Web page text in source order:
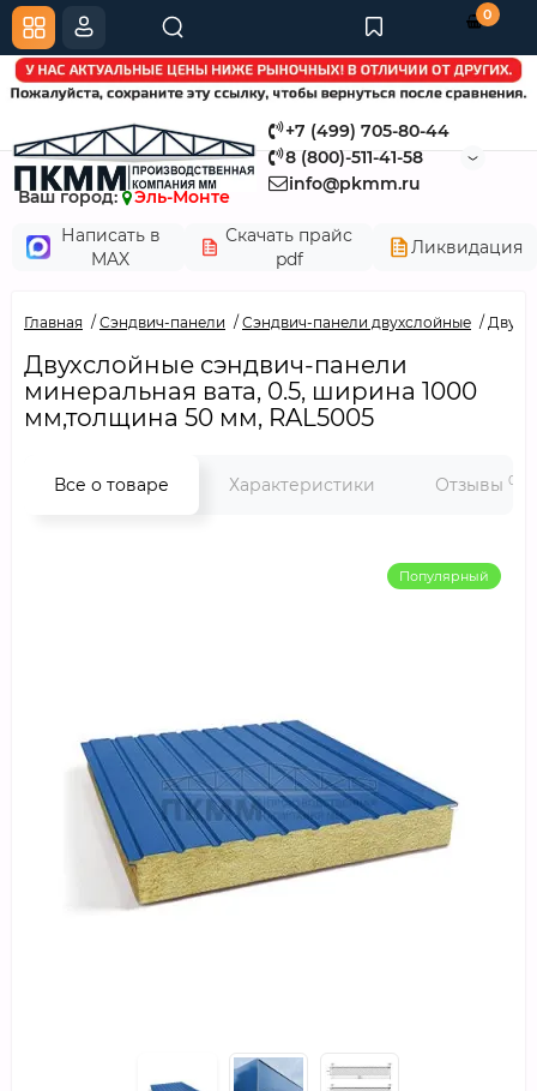
+7 (499) 705-80-44
8 (800)-511-41-58
info@pkmm.ru
Ваш город:
Эль-Монте
Написать в
MAX
Скачать прайс
pdf
Ликвидация
0
Главная Сэндвич-панели Сэндвич-панели двухслойные
Двухслойные сэндвич-панели
минеральная вата, 0.5, ширина 1000
мм,толщина 50 мм, RAL5005
Все о товаре Характеристики Отзывы 0
Популярный